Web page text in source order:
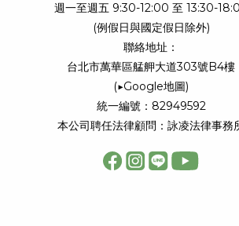
週一至週五 9:30-12:00 至 13:30-
(例假日與國定假日除外)
聯絡地址：
台北市萬華區艋舺大道303號B4樓
(▶Google地圖)
統一編號：82949592
本公司聘任法律顧問：詠凌法律事務